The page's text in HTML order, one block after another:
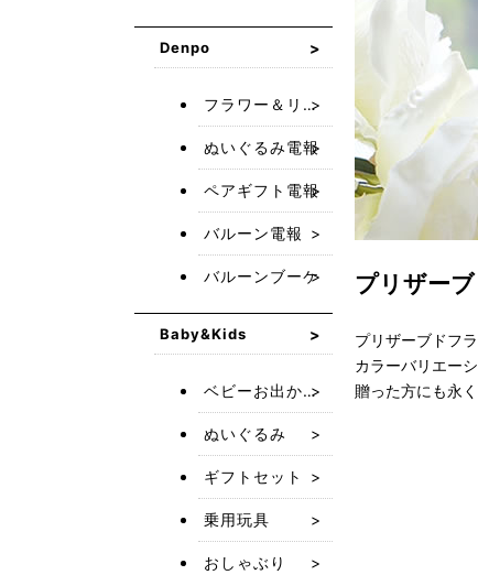
プリザー
プリザーブドフ
カラーバリエー
贈った方にも永
Denpo
フラワー＆リース電報
ぬいぐるみ電報
ペアギフト電報
バルーン電報
バルーンブーケ
Baby&Kids
ベビーお出かけアイテム
ぬいぐるみ
ギフトセット
乗用玩具
おしゃぶり